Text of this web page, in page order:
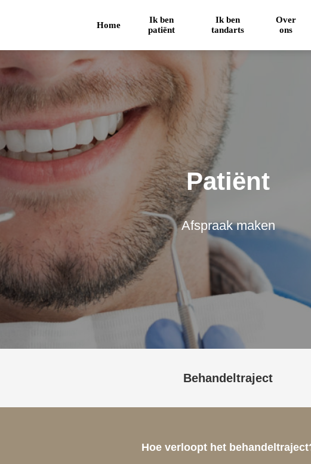
Home
Ik ben
patiënt
Ik ben
tandarts
Over
ons
Patiënt
Afspraak maken
Behandeltraject
Hoe verloopt het